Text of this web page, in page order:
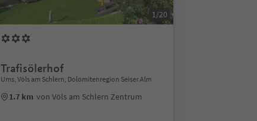
1/20
Trafisölerhof
Ums, Völs am Schlern, Dolomitenregion Seiser Alm
1.7 km von Völs am Schlern Zentrum